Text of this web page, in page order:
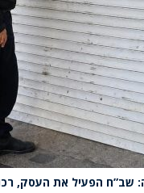
שב”ח הפעיל את העסק,